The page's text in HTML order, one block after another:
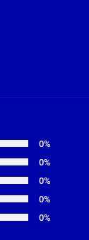
0%
0%
0%
0%
0%